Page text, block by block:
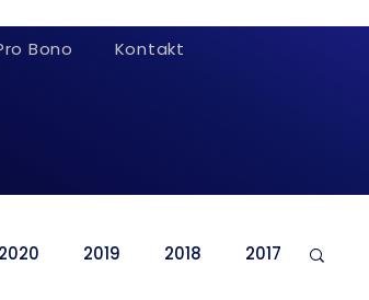
Bono Kontakt
2020 2019 2018 2017